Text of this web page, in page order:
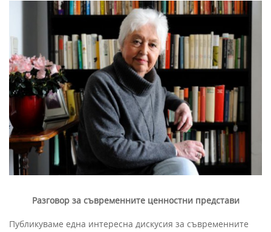
Разговор за съвременните ценностни представи
Публикуваме една интересна дискусия за съвременните